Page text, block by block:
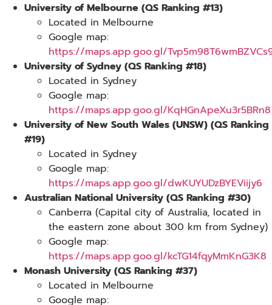
University of Melbourne (QS Ranking #13)
Located in Melbourne
Google map:
https://maps.app.goo.gl/
University of Sydney (QS Ranking #18)
Located in Sydney
Google map:
https://maps.app.goo.gl/KqHGnApeXu3r5BRn8
University of New South Wales (UNSW) (QS Ranking
#19)
Located in Sydney
Google map:
https://maps.app.goo.gl/dwKUYUDzBYEViijy6
Australian National University (QS Ranking #30)
Canberra (Capital city of Australia, located in
the eastern zone about 300 km from Sydney)
Google map:
https://maps.app.goo.gl/kcTG14fqyMmKnG3K8
Monash University (QS Ranking #37)
Located in Melbourne
Google map: